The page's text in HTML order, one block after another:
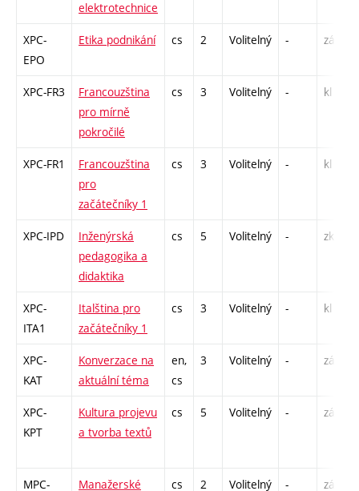
elektrotechnice
XPC-
EPO
Etika podnikání cs 2 Volitelný - zá
XPC-FR3
Francouzština
pro mírně
pokročilé
cs 3 Volitelný - kl
XPC-FR1
Francouzština
pro
začátečníky 1
cs 3 Volitelný - kl
XPC-IPD
Inženýrská
pedagogika a
didaktika
cs 5 Volitelný - zk
XPC-
ITA1
Italština pro
začátečníky 1
cs 3 Volitelný - kl
XPC-
KAT
Konverzace na
aktuální téma
en,
cs
3 Volitelný - zá,zk
XPC-
KPT
Kultura projevu
a tvorba textů
cs 5 Volitelný - zá
MPC- Manažerské cs 2 Volitelný - zá